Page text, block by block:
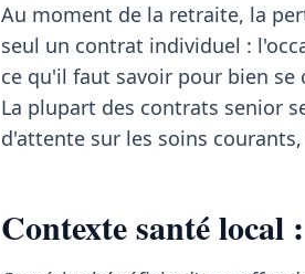
Au moment de la retraite, la
seul un contrat individuel :
ce qu'il faut savoir pour bien se
La plupart des contrats senior
d'attente sur les soins
Contexte santé local